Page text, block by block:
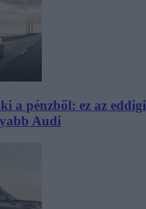
a pénzből: ez az eddigi
Audi